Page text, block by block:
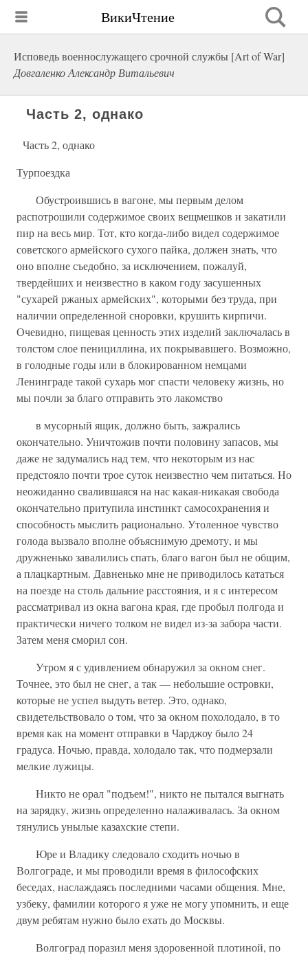
ВикиЧтение
Исповедь военнослужащего срочной службы [Art of War]
Довгаленко Александр Витальевич
Часть 2, однако
Часть 2, однако
Турпоездка
Обустроившись в вагоне, мы первым делом
распотрошили содержимое своих вещмешков и закатили
пир на весь мир. Тот, кто когда-либо видел содержимое
советского армейского сухого пайка, должен знать, что
оно вполне съедобно, за исключением, пожалуй,
твердейших и неизвестно в каком году засушенных
"сухарей ржаных армейских", которыми без труда, при
наличии определенной сноровки, крушить кирпичи.
Очевидно, пищевая ценность этих изделий заключалась в
толстом слое пенициллина, их покрывавшего. Возможно,
в голодные годы или в блокированном немцами
Ленинграде такой сухарь мог спасти человеку жизнь, но
мы почли за благо отправить это лакомство
в мусорный ящик, должно быть, зажрались
окончательно. Уничтожив почти половину запасов, мы
даже не задумались над тем, что некоторым из нас
предстояло почти трое суток неизвестно чем питаться. Но
неожиданно свалившаяся на нас какая-никакая свобода
окончательно притупила инстинкт самосохранения и
способность мыслить рационально. Утоленное чувство
голода вызвало вполне объяснимую дремоту, и мы
дружненько завалились спать, благо вагон был не общим,
а плацкартным. Давненько мне не приводилось кататься
на поезде на столь дальние расстояния, и я с интересом
рассматривал из окна вагона края, где пробыл полгода и
практически ничего толком не видел из-за забора части.
Затем меня сморил сон.
Утром я с удивлением обнаружил за окном снег.
Точнее, это был не снег, а так — небольшие островки,
которые не успел выдуть ветер. Это, однако,
свидетельствовало о том, что за окном похолодало, в то
время как на момент отправки в Чарджоу было 24
градуса. Ночью, правда, холодало так, что подмерзали
мелкие лужицы.
Никто не орал "подъем!", никто не пытался выгнать
на зарядку, жизнь определенно налаживалась. За окном
тянулись унылые казахские степи.
Юре и Владику следовало сходить ночью в
Волгограде, и мы проводили время в философских
беседах, наслаждаясь последними часами общения. Мне,
узбеку, фамилии которого я уже не могу упомнить, и еще
двум ребятам нужно было ехать до Москвы.
Волгоград поразил меня здоровенной плотиной, по